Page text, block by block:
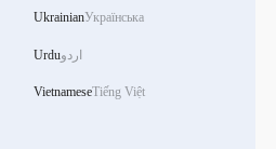
UkrainianУкраїнська
Urduاردو
VietnameseTiếng Việt